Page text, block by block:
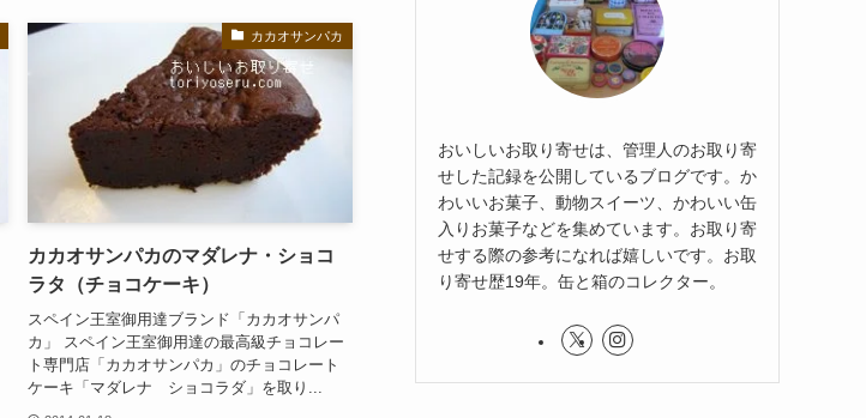
カカオサンパカ
カカオサンパカのマダレナ・ショコ
ラタ（チョコケーキ）
スペイン王室御用達ブランド「カカオサンパ
カ」 スペイン王室御用達の最高級チョコレー
ト専門店「カカオサンパカ」のチョコレート
ケーキ「マダレナ ショコラダ」を取り...
おいしいお取り寄せは、管理人のお取り寄
せした記録を公開しているブログです。か
わいいお菓子、動物スイーツ、かわいい缶
入りお菓子などを集めています。お取り寄
せする際の参考になれば嬉しいです。お取
り寄せ歴19年。缶と箱のコレクター。